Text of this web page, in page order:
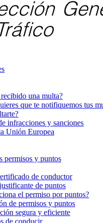
una multa?
que te notifiquemos tus
infracciones y sanciones
Unión Europea
permisos y puntos
de conductor
de puntos
el permiso por puntos?
de permisos y puntos
segura y eficiente